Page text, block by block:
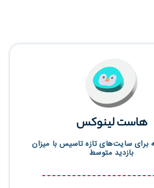
هاست لینوکس
برای سایت‌های تازه تاسیس با میزان
بازدید متوسط